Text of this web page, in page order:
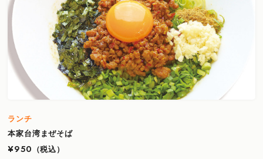
ランチ
本家台湾まぜそば
¥950
（税込）